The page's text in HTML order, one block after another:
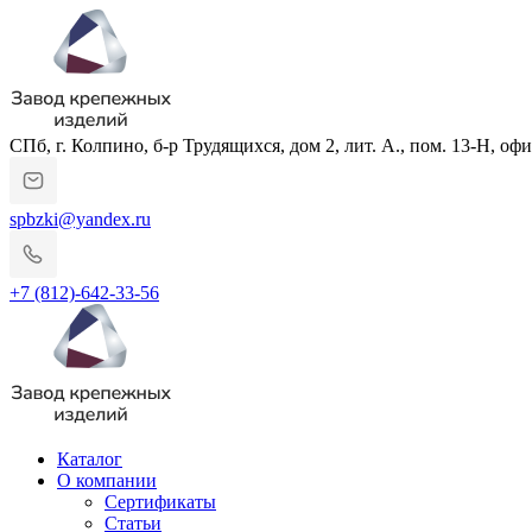
СПб, г. Колпино, б-р Трудящихся, дом 2, лит. А., пом. 13-Н,
spbzki@yandex.ru
+7 (812)-642-33-56
Каталог
О компании
Сертификаты
Статьи